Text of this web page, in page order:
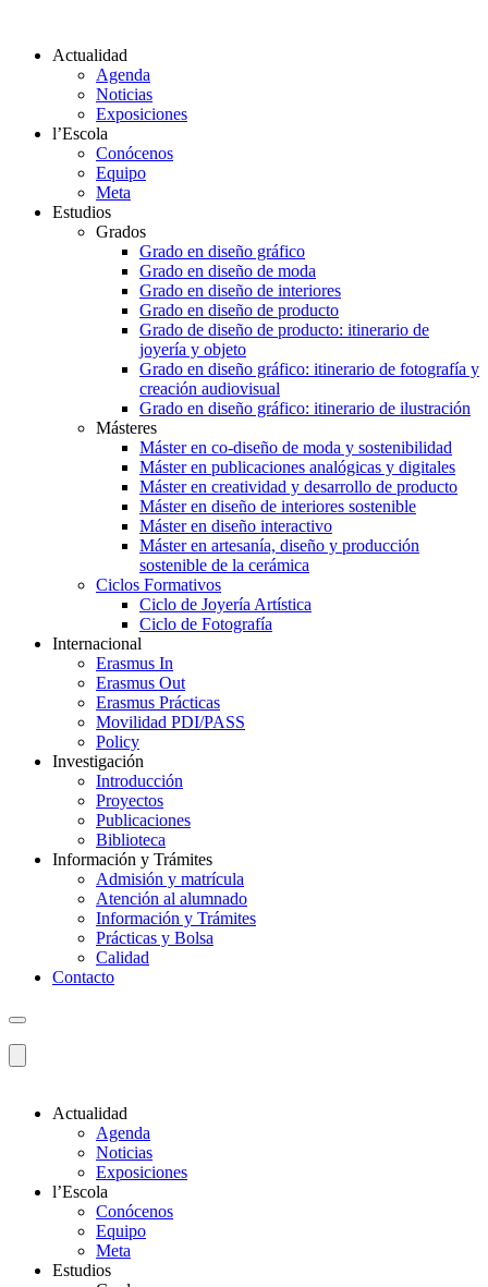
Actualidad
Agenda
Noticias
Exposiciones
l’Escola
Conócenos
Equipo
Meta
Estudios
Grados
Grado en diseño gráfico
Grado en diseño de moda
Grado en diseño de interiores
Grado en diseño de producto
Grado de diseño de producto: itinerario de
joyería y objeto
Grado en diseño gráfico: itinerario de fotografía y
creación audiovisual
Grado en diseño gráfico: itinerario de ilustración
Másteres
Máster en co-diseño de moda y sostenibilidad
Máster en publicaciones analógicas y digitales
Máster en creatividad y desarrollo de producto
Máster en diseño de interiores sostenible
Máster en diseño interactivo
Máster en artesanía, diseño y producción
sostenible de la cerámica
Ciclos Formativos
Ciclo de Joyería Artística
Ciclo de Fotografía
Internacional
Erasmus In
Erasmus Out
Erasmus Prácticas
Movilidad PDI/PASS
Policy
Investigación
Introducción
Proyectos
Publicaciones
Biblioteca
Información y Trámites
Admisión y matrícula
Atención al alumnado
Información y Trámites
Prácticas y Bolsa
Calidad
Contacto
Actualidad
Agenda
Noticias
Exposiciones
l’Escola
Conócenos
Equipo
Meta
Estudios